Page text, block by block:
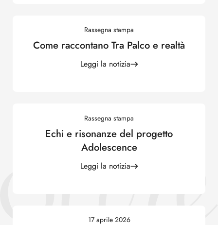
Rassegna stampa
Come raccontano Tra Palco e realtà
Leggi la notizia
Rassegna stampa
Echi e risonanze del progetto
Adolescence
Leggi la notizia
17 aprile 2026